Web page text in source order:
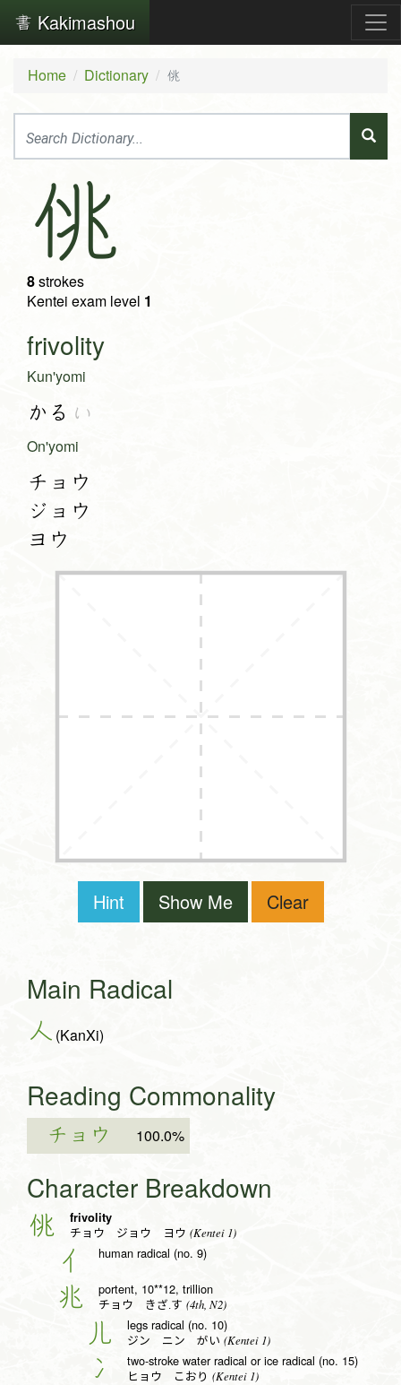
Kakimashou
Home Dictionary 佻
佻
8strokes
Kentei exam level 1
frivolity
Kun'yomi
かる い
On'yomi
チョウ
ジョウ
ヨウ
Hint Show Me Clear
Main Radical
人 (KanXi)
Reading Commonality
チョウ 100.0%
Character Breakdown
佻 frivolity
チョウ ジョウ ヨウ (Kentei 1)
亻 human radical (no. 9)
兆 portent, 10**12, trillion
チョウ きざ.す (4th, N2)
儿 legs radical (no. 10)
ジン ニン がい (Kentei 1)
冫 two-stroke water radical or ice radical (no. 15)
ヒョウ こおり (Kentei 1)